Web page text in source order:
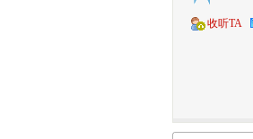
收听TA